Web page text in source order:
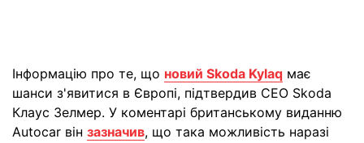
Інформацію про те, що новий Skoda Kylaq має
шанси з'явитися в Європі, підтвердив CEO Skoda
Клаус Зелмер. У коментарі британському виданню
Autocar він зазначив, що така можливість наразі